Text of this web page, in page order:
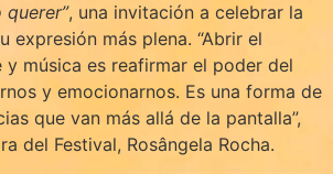
, una invitación a celebrar la
expresión más plena. “Abrir el
y música es reafirmar el poder del
y emocionarnos. Es una forma de
que van más allá de la pantalla”,
del Festival, Rosângela Rocha.